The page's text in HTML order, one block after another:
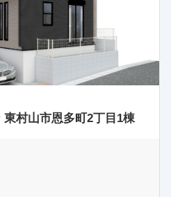
村山市恩多町2丁目1棟